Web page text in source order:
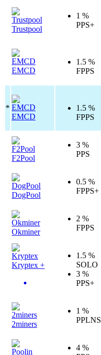
Trustpool
1 %
PPS+
EMCD
1.5 %
FPPS
*
EMCD
1.5 %
FPPS
F2Pool
3 %
PPS
DogPool
0.5 %
FPPS+
Okminer
2 %
FPPS
Kryptex +
1.5 %
SOLO
3 %
PPS+
2miners
1 %
PPLNS
4 %